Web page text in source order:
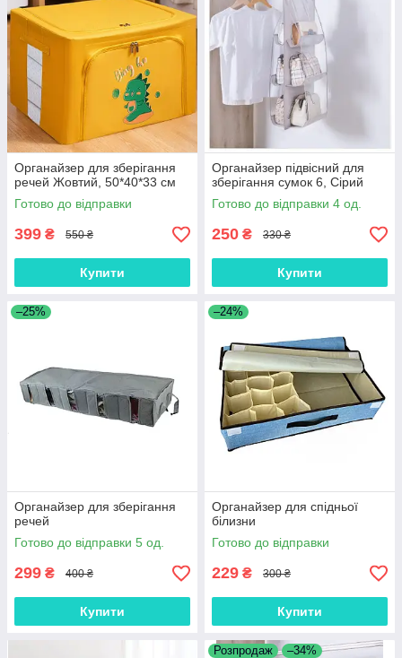
Органайзер для зберігання
речей Жовтий, 50*40*33 см
Готово до відправки
399 ₴ 550 ₴
Купити
Органайзер підвісний для
зберігання сумок 6, Сірий
Готово до відправки 4 од.
250 ₴ 330 ₴
Купити
–25%
Органайзер для зберігання
речей
Готово до відправки 5 од.
299 ₴ 400 ₴
Купити
–24%
Органайзер для спідньої
білизни
Готово до відправки
229 ₴ 300 ₴
Купити
Розпродаж –34%